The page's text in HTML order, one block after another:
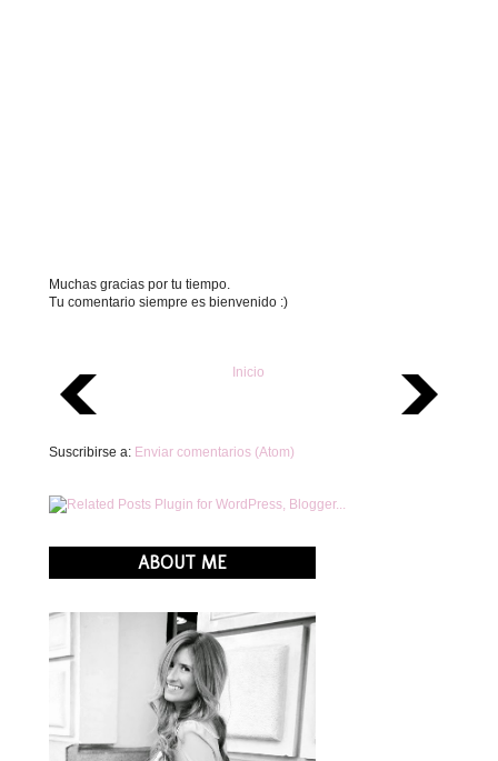
Muchas gracias por tu tiempo.
Tu comentario siempre es bienvenido :)
Inicio
Suscribirse a: Enviar comentarios (Atom)
ABOUT ME